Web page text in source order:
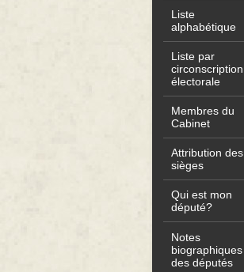
Liste
alphabétique
Liste par
circonscription
électorale
Membres du
Cabinet
Attribution des
sièges
Qui est mon
député?
Notes
biographiques
des députés